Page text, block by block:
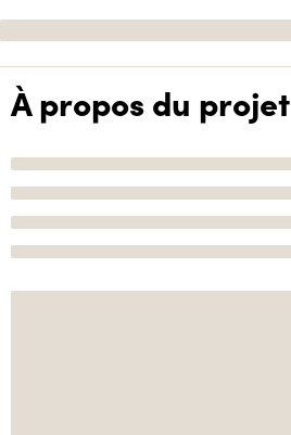
À propos du projet